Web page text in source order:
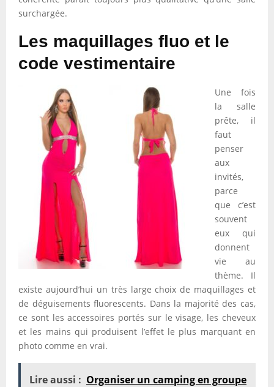
surchargée.
Les maquillages fluo et le
code vestimentaire
Une fois
la salle
prête, il
faut
penser
aux
invités,
parce
que c’est
souvent
eux qui
donnent
vie au
thème. Il
existe aujourd’hui un très large choix de maquillages et
de déguisements fluorescents. Dans la majorité des cas,
ce sont les accessoires portés sur le visage, les cheveux
et les mains qui produisent l’effet le plus marquant en
photo comme en vrai.
Lire aussi : Organiser un camping en groupe